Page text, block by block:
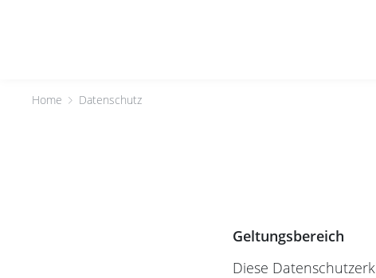
Home Datenschutz
Geltungsbereich
Diese